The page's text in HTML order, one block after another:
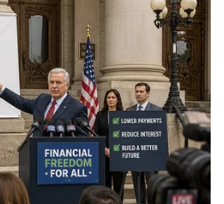
Quân sự - Quốc phòng